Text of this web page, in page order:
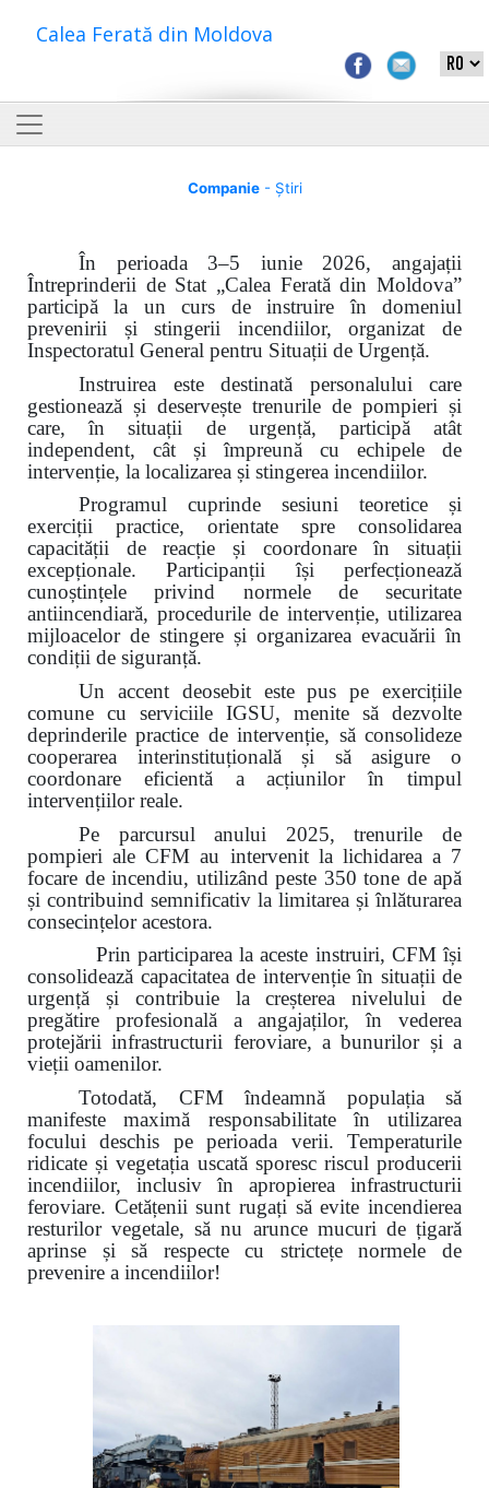
Calea Ferată din Moldova
Companie- Știri
În perioada 3–5 iunie 2026, angajații
Întreprinderii de Stat „Calea Ferată din Moldova”
participă la un curs de instruire în domeniul
prevenirii și stingerii incendiilor, organizat de
Inspectoratul General pentru Situații de Urgență.
Instruirea este destinată personalului care
gestionează și deservește trenurile de pompieri și
care, în situații de urgență, participă atât
independent, cât și împreună cu echipele de
intervenție, la localizarea și stingerea incendiilor.
Programul cuprinde sesiuni teoretice și
exerciții practice, orientate spre consolidarea
capacității de reacție și coordonare în situații
excepționale. Participanții își perfecționează
cunoștințele privind normele de securitate
antiincendiară, procedurile de intervenție, utilizarea
mijloacelor de stingere și organizarea evacuării în
condiții de siguranță.
Un accent deosebit este pus pe exercițiile
comune cu serviciile IGSU, menite să dezvolte
deprinderile practice de intervenție, să consolideze
cooperarea interinstituțională și să asigure o
coordonare eficientă a acțiunilor în timpul
intervențiilor reale.
Pe parcursul anului 2025, trenurile de
pompieri ale CFM au intervenit la lichidarea a 7
focare de incendiu, utilizând peste 350 tone de apă
și contribuind semnificativ la limitarea și înlăturarea
consecințelor acestora.
Prin participarea la aceste instruiri, CFM își
consolidează capacitatea de intervenție în situații de
urgență și contribuie la creșterea nivelului de
pregătire profesională a angajaților, în vederea
protejării infrastructurii feroviare, a bunurilor și a
vieții oamenilor.
Totodată, CFM îndeamnă populația să
manifeste maximă responsabilitate în utilizarea
focului deschis pe perioada verii. Temperaturile
ridicate și vegetația uscată sporesc riscul producerii
incendiilor, inclusiv în apropierea infrastructurii
feroviare. Cetățenii sunt rugați să evite incendierea
resturilor vegetale, să nu arunce mucuri de țigară
aprinse și să respecte cu strictețe normele de
prevenire a incendiilor!